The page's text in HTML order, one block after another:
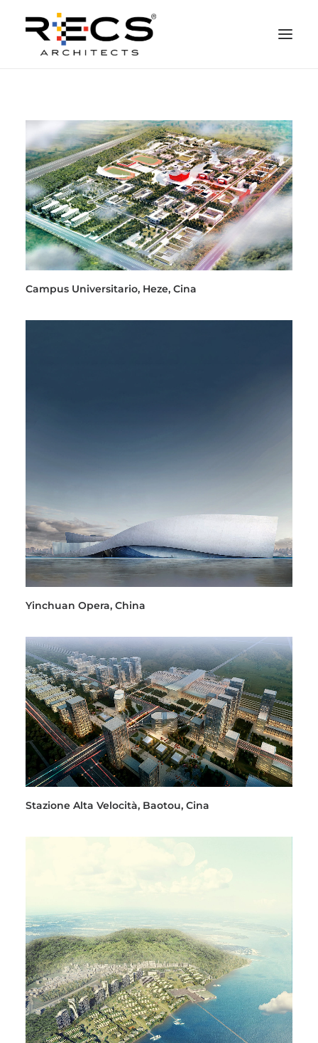
PORTFOLIO
RECS FOR COMPANIES
NEWS
FONDAZIONE
CONTATTI
MERCHANDISING
Campus Universitario, Heze, Cina
Yinchuan Opera, China
Stazione Alta Velocità, Baotou, Cina